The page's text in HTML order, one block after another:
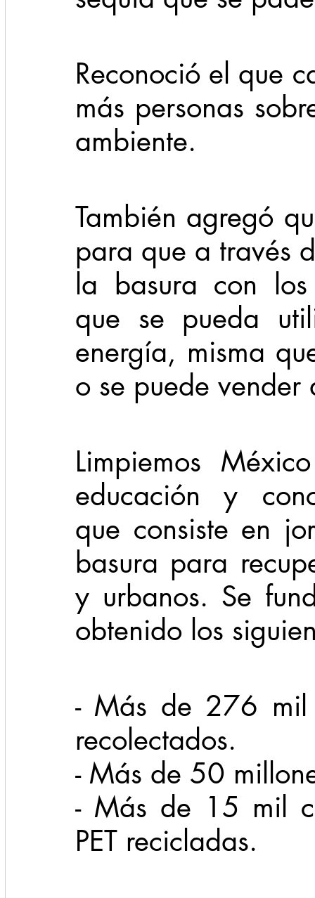
Reconoció el que
más personas
ambiente.
También agregó
para que a través
la basura con
que se pueda
energía, misma
o se puede
Limpiemos
educación y
que consiste en
basura para
y urbanos. Se
obtenido los
- Más de 276 mil
recolectados.
- Más de 50
- Más de 15 mil
PET recicladas.